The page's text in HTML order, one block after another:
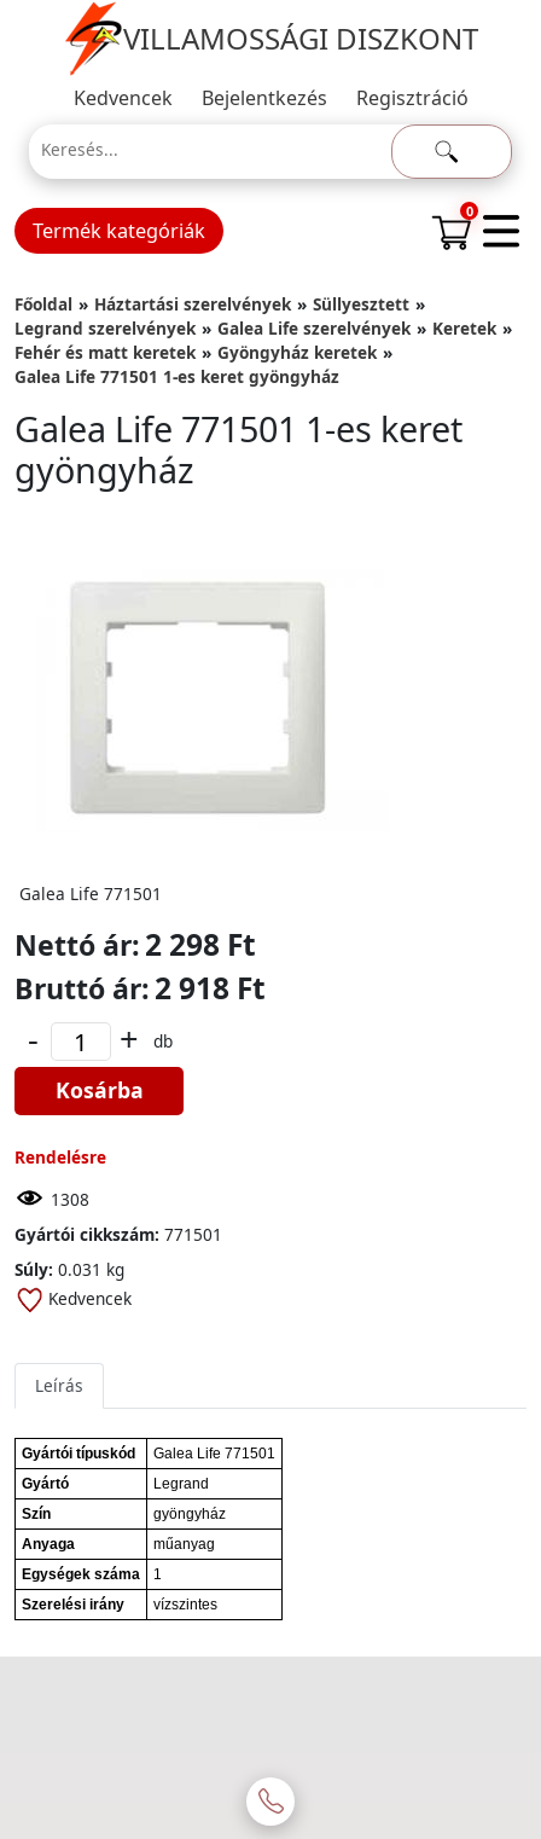
VILLAMOSSÁGI DISZKONT
Kedvencek Bejelentkezés Regisztráció
Termék kategóriák
0
Főoldal Háztartási szerelvények
Süllyesztett
Legrand szerelvények
Galea Life szerelvények
Keretek
Fehér és matt keretek
Gyöngyház keretek
Galea Life 771501 1-es keret gyöngyház
Galea Life 771501 1-es keret
gyöngyház
Galea Life 771501
Nettó ár:2 298 Ft
Bruttó ár:2 918 Ft
- + db
Kosárba
Rendelésre
1308
Gyártói cikkszám: 771501
Súly: 0.031 kg
Kedvencek
Leírás
Gyártói típuskód
Galea Life 771501
Gyártó
Legrand
Szín
gyöngyház
Anyaga
műanyag
Egységek száma
1
Szerelési irány
vízszintes